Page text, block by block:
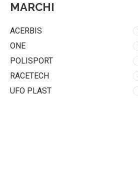
MARCHI
ACERBIS
ONE
POLISPORT
RACETECH
UFO PLAST